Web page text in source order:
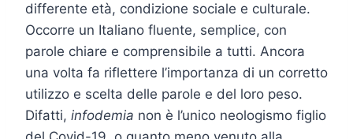
differente età, condizione sociale e culturale.
Occorre un Italiano fluente, semplice, con
parole chiare e comprensibile a tutti. Ancora
una volta fa riflettere l’importanza di un corretto
utilizzo e scelta delle parole e del loro peso.
Difatti, infodemia non è l’unico neologismo figlio